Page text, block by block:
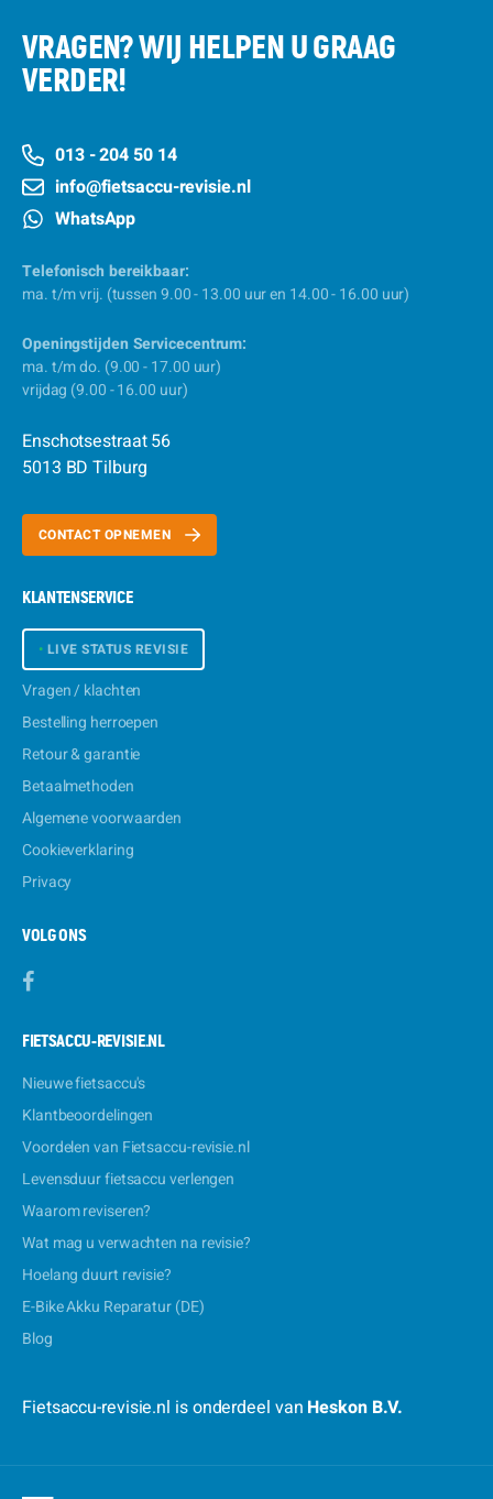
VRAGEN? WIJ HELPEN U GRAAG
VERDER!
013 - 204 50 14
info@fietsaccu-revisie.nl
WhatsApp
Telefonisch bereikbaar:
ma. t/m vrij. (tussen 9.00 - 13.00 uur en 14.00 - 16.00 uur)
Openingstijden Servicecentrum:
ma. t/m do. (9.00 - 17.00 uur)
vrijdag (9.00 - 16.00 uur)
Enschotsestraat 56
5013 BD Tilburg
CONTACT OPNEMEN
KLANTENSERVICE
• LIVE STATUS REVISIE
Vragen / klachten
Bestelling herroepen
Retour & garantie
Betaalmethoden
Algemene voorwaarden
Cookieverklaring
Privacy
VOLG ONS
FIETSACCU-REVISIE.NL
Nieuwe fietsaccu's
Klantbeoordelingen
Voordelen van Fietsaccu-revisie.nl
Levensduur fietsaccu verlengen
Waarom reviseren?
Wat mag u verwachten na revisie?
Hoelang duurt revisie?
E-Bike Akku Reparatur (DE)
Blog
Fietsaccu-revisie.nl is onderdeel van Heskon B.V.